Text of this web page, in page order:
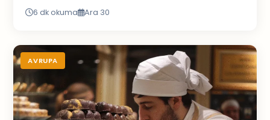
6 dk okuma Ara 30
AVRUPA